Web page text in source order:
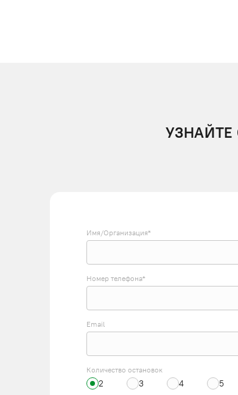
Имя/Организация*
Номер телефона*
Email
Количество остановок
2 3 4 5